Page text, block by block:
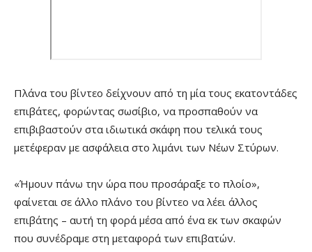
Πλάνα του βίντεο δείχνουν από τη μία τους εκατοντάδες
επιβάτες, φορώντας σωσίβιο, να προσπαθούν να
επιβιβαστούν στα ιδιωτικά σκάφη που τελικά τους
μετέφεραν με ασφάλεια στο λιμάνι των Νέων Στύρων.
«Ήμουν πάνω την ώρα που προσάραξε το πλοίο»,
φαίνεται σε άλλο πλάνο του βίντεο να λέει άλλος
επιβάτης – αυτή τη φορά μέσα από ένα εκ των σκαφών
που συνέδραμε στη μεταφορά των επιβατών.